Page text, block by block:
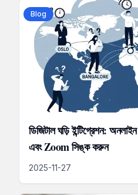
Blog
ডিজিটাল ঘড়ি ইন্টিগ্রেশন:
এবং Zoom সিঙ্ক করুন
2025-11-27